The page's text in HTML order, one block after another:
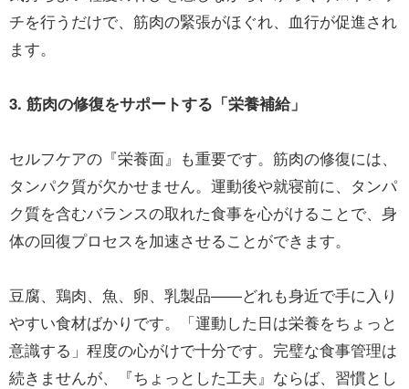
チを行うだけで、筋肉の緊張がほぐれ、血行が促進され
ます。
3. 筋肉の修復をサポートする「栄養補給」
セルフケアの『栄養面』も重要です。筋肉の修復には、
タンパク質が欠かせません。運動後や就寝前に、タンパ
ク質を含むバランスの取れた食事を心がけることで、身
体の回復プロセスを加速させることができます。
豆腐、鶏肉、魚、卵、乳製品——どれも身近で手に入り
やすい食材ばかりです。「運動した日は栄養をちょっと
意識する」程度の心がけで十分です。完璧な食事管理は
続きませんが、『ちょっとした工夫』ならば、習慣とし